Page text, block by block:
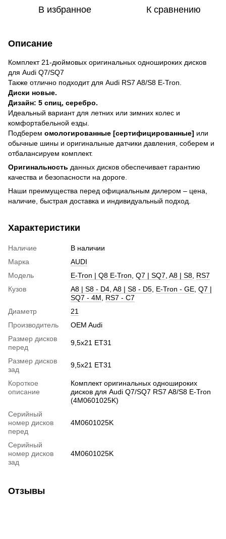
В избранное К сравнению
Описание
Комплект 21-дюймовых оригинальных одношироких дисков
для Audi Q7/SQ7
Также отлично подходит для Audi RS7 A8/S8 E-Tron.
Диски новые.
Дизайн: 5 спиц, серебро.
Идеальный вариант для летних или зимних колес и
комфортабельной езды.
Подберем омологированные [сертифицированные] или
обычные шины и оригинальные датчики давления, соберем и
отбалансируем комплект.
Оригинальность данных дисков обеспечивает гарантию
качества и безопасности на дороге.
Наши преимущества перед официальным дилером – цена,
наличие, быстрая доставка и индивидуальный подход.
Характеристики
Наличие
В наличии
Марка
AUDI
Модель
E-Tron | Q8 E-Tron Q7 | SQ7 A8 | S8 RS7
Кузов
A8 | S8 - D4 A8 | S8 - D5 E-Tron - GE Q7 |
SQ7 - 4M
RS7 - C7
Диаметр
21
Производитель
OEM Audi
Размер дисков
перед
9,5х21 ET31
Размер дисков
зад
9,5х21 ET31
Короткое
описание
Комплект оригинальных одношироких
дисков для Audi Q7/SQ7 RS7 A8/S8 E-Tron
(4M0601025K)
Серийный
номер дисков
перед
4M0601025K
Серийный
номер дисков
зад
4M0601025K
Отзывы